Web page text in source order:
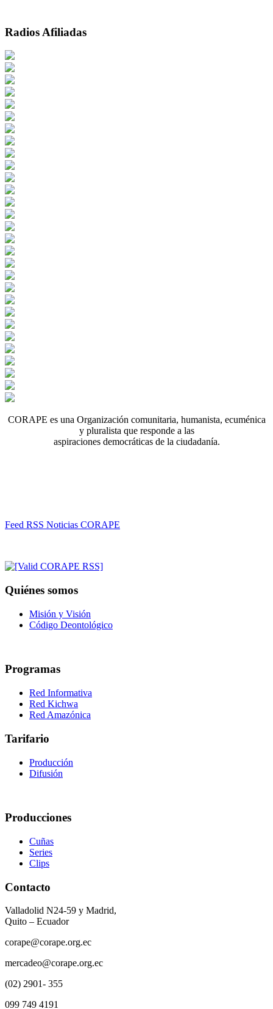
Radios Afiliadas
CORAPE es una Organización comunitaria, humanista, ecuménica
y pluralista que responde a las
aspiraciones democráticas de la ciudadanía.
Feed RSS Noticias CORAPE
Quiénes somos
Misión y Visión
Código Deontológico
Programas
Red Informativa
Red Kichwa
Red Amazónica
Tarifario
Producción
Difusión
Producciones
Cuñas
Series
Clips
Contacto
Valladolid N24-59 y Madrid,
Quito – Ecuador
corape@corape.org.ec
mercadeo@corape.org.ec
(02) 2901- 355
099 749 4191